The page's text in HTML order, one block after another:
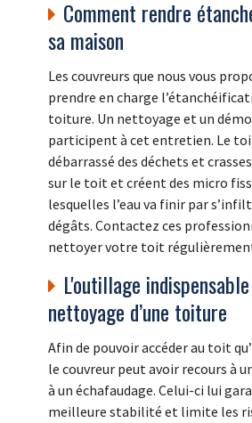
Comment rendre
sa maison
Les couvreurs que nous vous
prendre en charge
toiture. Un nettoyage et un
participent à cet entretien. Le
débarrassé des déchets et
sur le toit et créent des micro
lesquelles l’eau va finir par
dégâts. Contactez ces
nettoyer votre toit
L'outillage
nettoyage d’une toiture
Afin de pouvoir accéder au toit
le couvreur peut avoir recours à
à un échafaudage. Celui-ci lui
meilleure stabilité et limite les